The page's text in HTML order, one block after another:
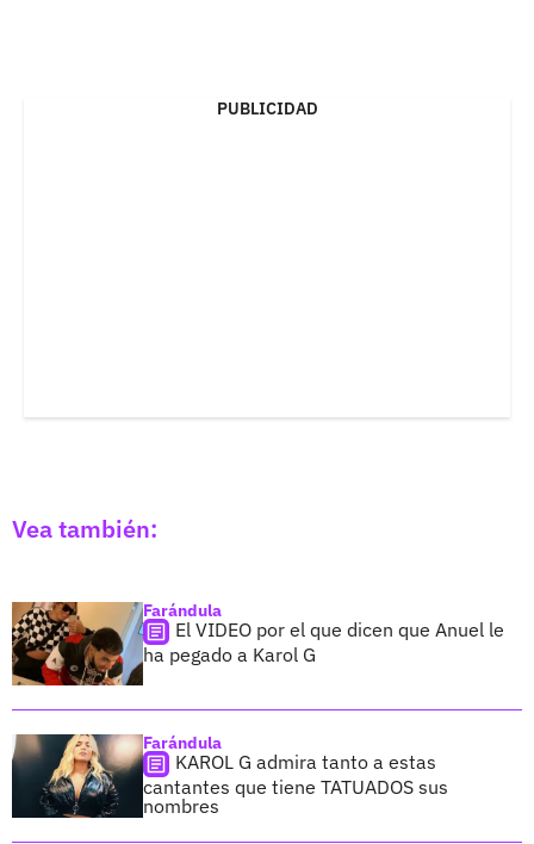
PUBLICIDAD
Vea también:
Farándula
El VIDEO por el que dicen que Anuel le
ha pegado a Karol G
Farándula
KAROL G admira tanto a estas
cantantes que tiene TATUADOS sus
nombres